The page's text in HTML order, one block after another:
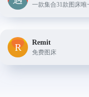
Remit
免费图床